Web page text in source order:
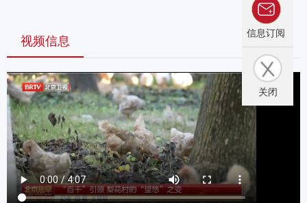
视频信息 MORE>
信息订阅
关闭